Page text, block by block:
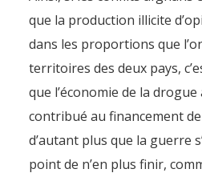
que la production illicite
dans les proportions que
territoires des deux pays,
que l’économie de la
contribué au financement
d’autant plus que la guerre
point de n’en plus finir,